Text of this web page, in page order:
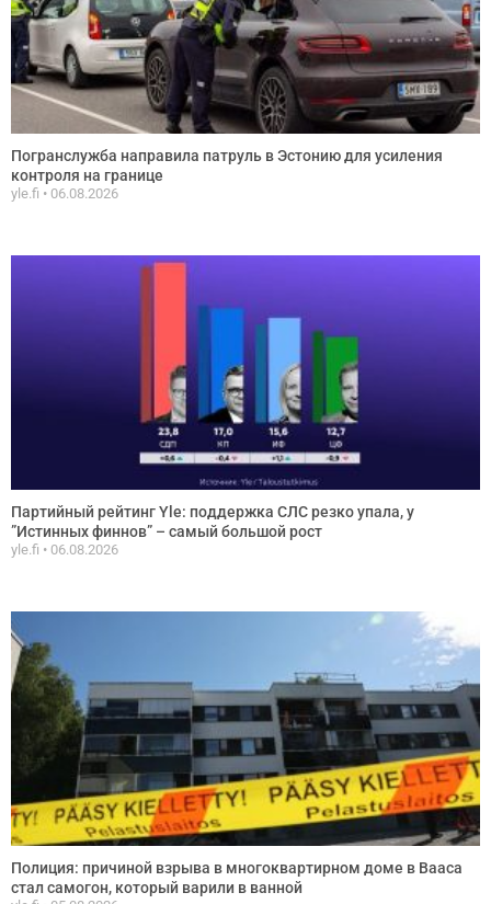
Погранслужба направила патруль в Эстонию для усиления
контроля на границе
yle.fi 06.08.2026
Партийный рейтинг Yle: поддержка СЛС резко упала, у
”Истинных финнов” – самый большой рост
yle.fi 06.08.2026
Полиция: причиной взрыва в многоквартирном доме в Вааса
стал самогон, который варили в ванной